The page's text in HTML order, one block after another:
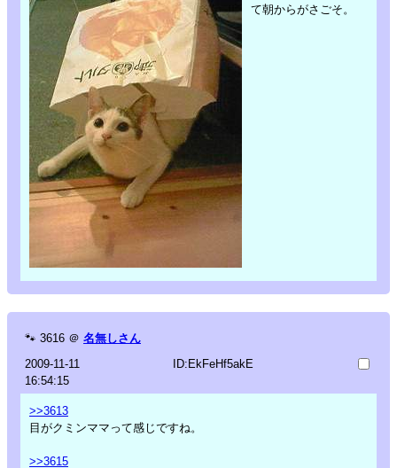
て朝からがさごそ。
🐾 3616 ＠ 名無しさん
2009-11-11
16:54:15
ID:EkFeHf5akE
>>3613
目がクミンママって感じですね。
>>3615